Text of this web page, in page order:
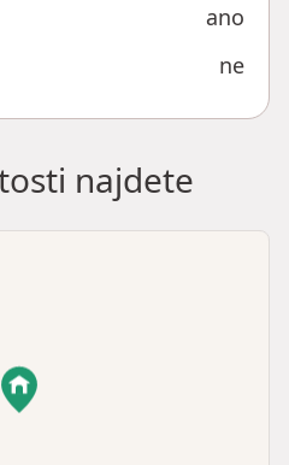
ano
ne
najdete